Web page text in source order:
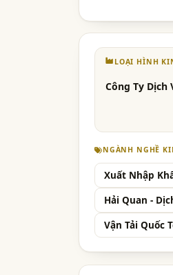
LOẠI HÌNH
Công Ty Dịch
NGÀNH NGHỀ
Xuất Nhập
Hải Quan -
Vận Tải Quốc